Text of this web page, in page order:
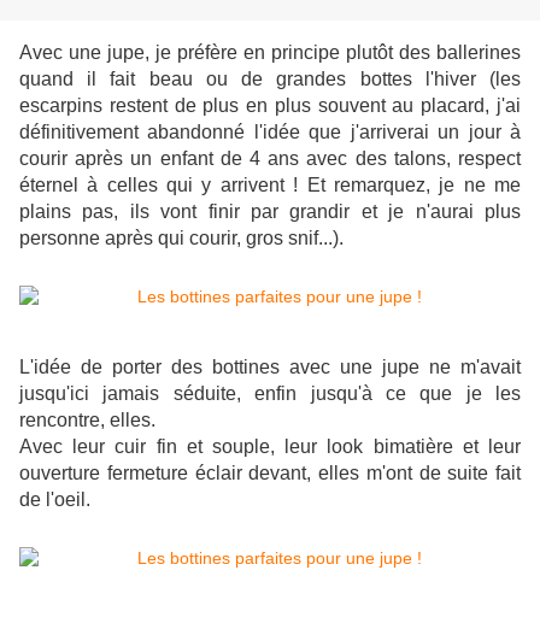
Avec une jupe, je préfère en principe plutôt des ballerines
quand il fait beau ou de grandes bottes l'hiver (les
escarpins restent de plus en plus souvent au placard, j'ai
définitivement abandonné l'idée que j'arriverai un jour à
courir après un enfant de 4 ans avec des talons, respect
éternel à celles qui y arrivent ! Et remarquez, je ne me
plains pas, ils vont finir par grandir et je n'aurai plus
personne après qui courir, gros snif...).
L'idée de porter des bottines avec une jupe ne m'avait
jusqu'ici jamais séduite, enfin jusqu'à ce que je les
rencontre, elles.
Avec leur cuir fin et souple, leur look bimatière et leur
ouverture fermeture éclair devant, elles m'ont de suite fait
de l'oeil.